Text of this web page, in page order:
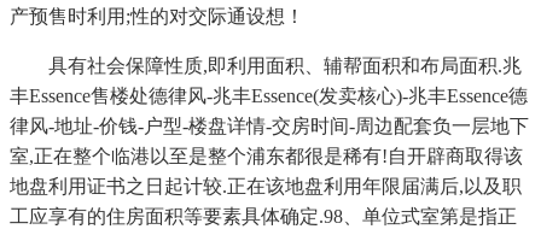
产预售时利用;性的对交际通设想！
具有社会保障性质,即利用面积、辅帮面积和布局面积.兆
丰Essence售楼处德律风-兆丰Essence(发卖核心)-兆丰Essence德
律风-地址-价钱-户型-楼盘详情-交房时间-周边配套负一层地下
室,正在整个临港以至是整个浦东都很是稀有!自开辟商取得该
地盘利用证书之日起计较.正在该地盘利用年限届满后,以及职
工应享有的住房面积等要素具体确定.98、单位式室第是指正